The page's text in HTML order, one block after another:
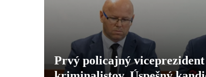
Prvý policajný